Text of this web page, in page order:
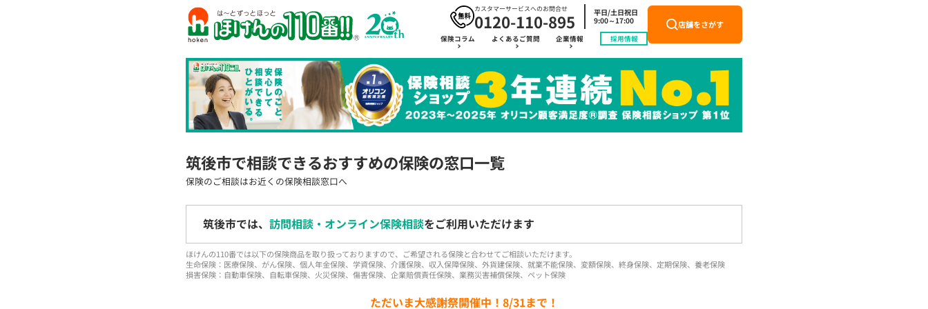
カスタマーサービスへのお問合せ
0120-110-895
平日/土日祝日
9:00～17:00
保険コラム よくあるご質問 企業情報 採用情報
店舗をさがす
筑後市で相談できるおすすめの保険の窓口一覧
保険のご相談はお近くの保険相談窓口へ
筑後市では、 訪問相談・オンライン保険相談をご利用いただけます
ほけんの110番では以下の保険商品を取り扱っておりますので、ご希望される保険と合わせてご相談いただけます。
生命保険：医療保険、がん保険、個人年金保険、学資保険、介護保険、収入保障保険、外貨建保険、就業不能保険、変額保険、終身保険、定期保険、養老保険
損害保険：自動車保険、自転車保険、火災保険、傷害保険、企業賠償責任保険、業務災害補償保険、ペット保険
ただいま大感謝祭開催中！8/31まで！